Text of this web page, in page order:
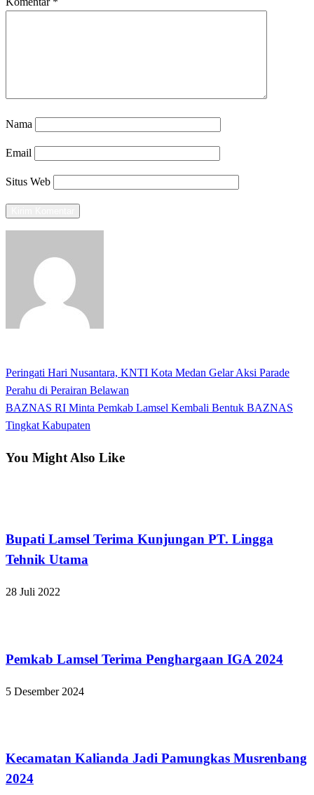
Nama
Email
Situs Web
Navigasi
pos
Previous
Post
Peringati Hari Nusantara, KNTI Kota Medan Gelar Aksi Parade
Perahu di Perairan Belawan
Next
Post
BAZNAS RI Minta Pemkab Lamsel Kembali Bentuk BAZNAS
Tingkat Kabupaten
You Might Also Like
Bupati Lamsel Terima Kunjungan PT. Lingga
Tehnik Utama
28 Juli 2022
Pemkab Lamsel Terima Penghargaan IGA 2024
5 Desember 2024
Kecamatan Kalianda Jadi Pamungkas Musrenbang
2024